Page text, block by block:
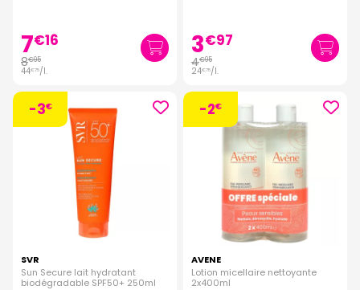
7€16
8€95
44€75/l.
3€97
4€95
24€75/l.
-3€
SVR
Sun Secure lait hydratant
biodégradable SPF50+ 250ml
-2€
AVENE
Lotion micellaire nettoyante
2x400ml